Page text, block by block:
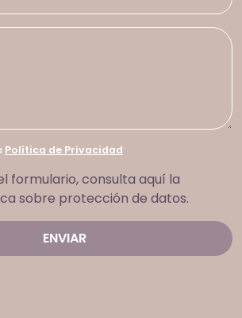
Política de Privacidad
formulario, consulta aquí la
sobre protección de datos.